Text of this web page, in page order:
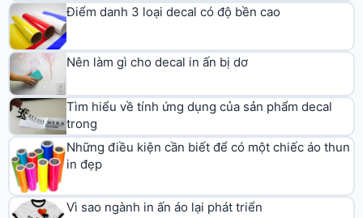
Điểm danh 3 loại decal có độ bền cao
Nên làm gì cho decal in ấn bị dơ
Tìm hiểu về tính ứng dụng của sản phẩm decal
trong
Những điều kiện cần biết để có một chiếc áo thun
in đẹp
Vì sao ngành in ấn áo lại phát triển